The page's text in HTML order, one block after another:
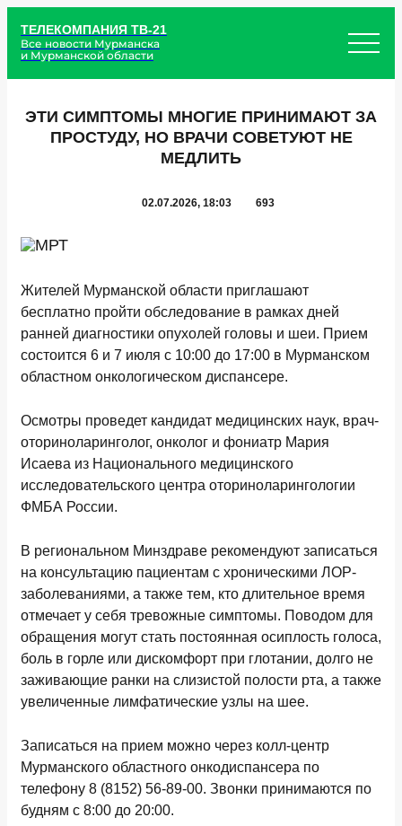
ТЕЛЕКОМПАНИЯ ТВ-21
Все новости Мурманска
и Мурманской области
ЭТИ СИМПТОМЫ МНОГИЕ ПРИНИМАЮТ ЗА
ПРОСТУДУ, НО ВРАЧИ СОВЕТУЮТ НЕ
МЕДЛИТЬ
02.07.2026, 18:03 693
Жителей Мурманской области приглашают
бесплатно пройти обследование в рамках дней
ранней диагностики опухолей головы и шеи. Прием
состоится 6 и 7 июля с 10:00 до 17:00 в Мурманском
областном онкологическом диспансере.
Осмотры проведет кандидат медицинских наук, врач-
оториноларинголог, онколог и фониатр Мария
Исаева из Национального медицинского
исследовательского центра оториноларингологии
ФМБА России.
В региональном Минздраве рекомендуют записаться
на консультацию пациентам с хроническими ЛОР-
заболеваниями, а также тем, кто длительное время
отмечает у себя тревожные симптомы. Поводом для
обращения могут стать постоянная осиплость голоса,
боль в горле или дискомфорт при глотании, долго не
заживающие ранки на слизистой полости рта, а также
увеличенные лимфатические узлы на шее.
Записаться на прием можно через колл-центр
Мурманского областного онкодиспансера по
телефону 8 (8152) 56-89-00. Звонки принимаются по
будням с 8:00 до 20:00.